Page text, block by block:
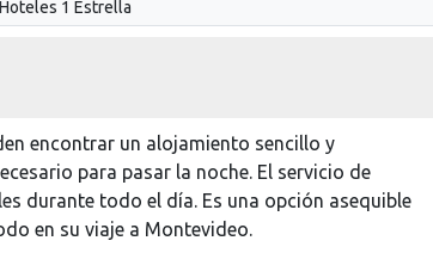
Hoteles 1 Estrella
encontrar un alojamiento sencillo y
para pasar la noche. El servicio de
durante todo el día. Es una opción asequible
en su viaje a Montevideo.